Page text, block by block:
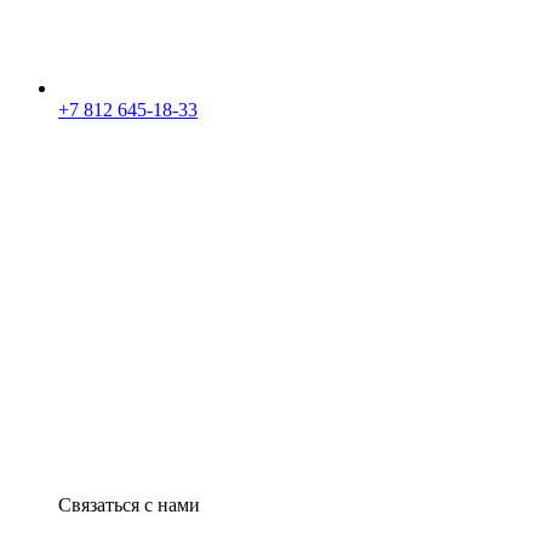
+7 812 645-18-33
Связаться с нами